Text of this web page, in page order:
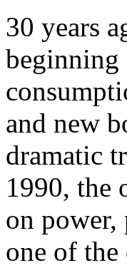
30 years
and new
dramatic
1990, the
on
one of